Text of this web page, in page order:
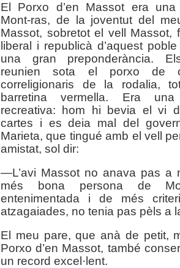
El Porxo d’en Massot era una
Mont-ras, de la joventut del
Massot, sobretot el vell Massot,
liberal i republicà d’aquest
una gran preponderància.
reunien sota el porxo de
correligionaris de la rodalia,
barretina vermella. Era
recreativa: hom hi bevia el vi
cartes i es deia mal del
Marieta, que tingué amb el vell
amistat, sol dir:
—L’avi Massot no anava pas a
més bona persona de
entenimentada i de més
atzagaiades, no tenia pas pèls a
El meu pare, que anà de petit,
Porxo d’en Massot, també
un record excel·lent.